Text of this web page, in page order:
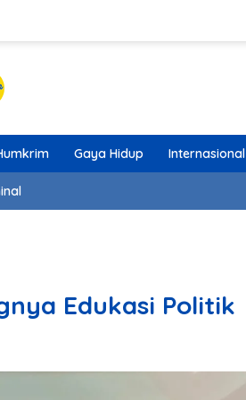
Gaya Hidup Internasional
Edukasi Politik